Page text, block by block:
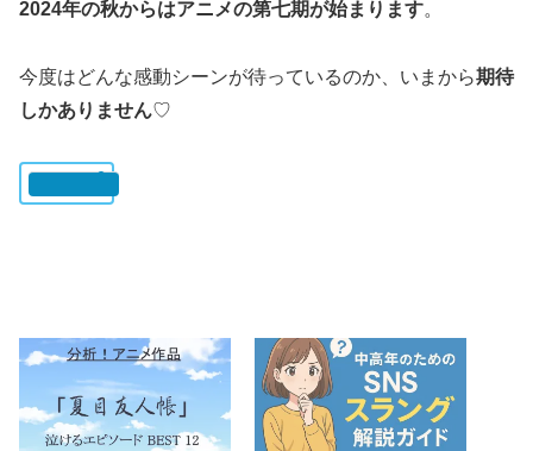
2024年の秋からはアニメの第七期が始まります。
今度はどんな感動シーンが待っているのか、いまから期待
しかありません♡